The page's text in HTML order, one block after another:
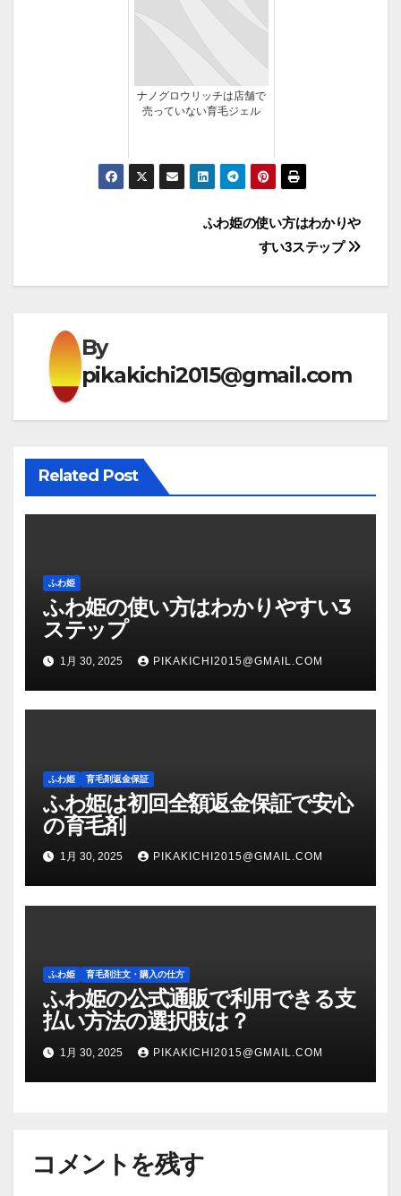
ナノグロウリッチは店舗で
売っていない育毛ジェル
ビ
ゲ
ー
ョ
ン
ふわ姫の使い方はわかりや
すい3ステップ
By
pikakichi2015@gmail.com
Related Post
ふわ姫
ふわ姫の使い方はわかりやすい3
ステップ
1月 30, 2025 PIKAKICHI2015@GMAIL.COM
ふわ姫 育毛剤返金保証
ふわ姫は初回全額返金保証で安心
の育毛剤
1月 30, 2025 PIKAKICHI2015@GMAIL.COM
ふわ姫 育毛剤注文・購入の仕方
ふわ姫の公式通販で利用できる支
払い方法の選択肢は？
1月 30, 2025 PIKAKICHI2015@GMAIL.COM
コメントを残す